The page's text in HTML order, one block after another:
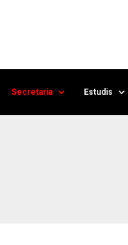
Secretaria Estudis